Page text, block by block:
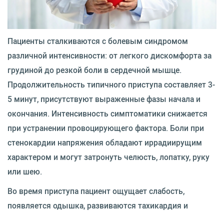
Пациенты сталкиваются с болевым синдромом
различной интенсивности: от легкого дискомфорта за
грудиной до резкой боли в сердечной мышце.
Продолжительность типичного приступа составляет 3-
5 минут, присутствуют выраженные фазы начала и
окончания. Интенсивность симптоматики снижается
при устранении провоцирующего фактора. Боли при
стенокардии напряжения обладают иррадиирущим
характером и могут затронуть челюсть, лопатку, руку
или шею.
Во время приступа пациент ощущает слабость,
появляется одышка, развиваются тахикардия и